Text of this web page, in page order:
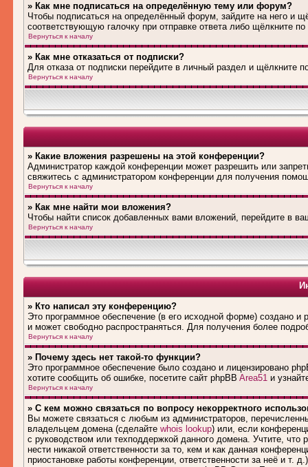
» Как мне подписаться на определённую тему или форум?
Чтобы подписаться на определённый форум, зайдите на него и
соответствующую галочку при отправке ответа либо щёлкните
Вернуться к началу
» Как мне отказаться от подписки?
Для отказа от подписки перейдите в личный раздел и щёлкните
Вернуться к началу
» Какие вложения разрешены на этой конференции?
Администратор каждой конференции может разрешить или
свяжитесь с администратором конференции для получения
Вернуться к началу
» Как мне найти мои вложения?
Чтобы найти список добавленных вами вложений, перейдите в
Вернуться к началу
» Кто написал эту конференцию?
Это программное обеспечение (в его исходной форме) создано и
и может свободно распространяться. Для получения более
Вернуться к началу
» Почему здесь нет такой-то функции?
Это программное обеспечение было создано и лицензировано
хотите сообщить об ошибке, посетите сайт phpBB Area51 и
Вернуться к началу
» С кем можно связаться по вопросу некорректного
Вы можете связаться с любым из администраторов,
владельцем домена (сделайте whois lookup) или, если
с руководством или техподдержкой данного домена. Учтите, что
нести никакой ответственности за то, кем и как данная
приостановке работы конференции, ответственности за неё и т.